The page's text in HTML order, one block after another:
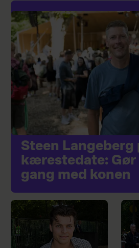
Steen Langeberg
kærestedate:
gang med konen